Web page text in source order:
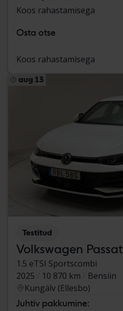
Koos rahastamisega
Osta otse
Koos rahastamisega
aug 13
Testitud
Volkswagen Passat
1.5 eTSI Sportscombi
2025
10 870 km
Bensiin
Kungälv (Ellesbo)
Juhtiv pakkumine: